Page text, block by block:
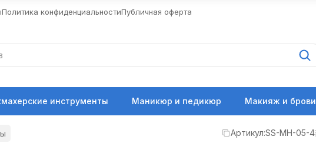
Политика конфиденциальностиПубличная оферта
инструменты Маникюр и педикюр Макияж и брови
Артикул:SS-MH-05-4